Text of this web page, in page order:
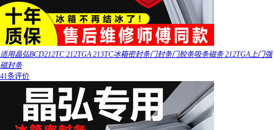
适用晶弘BCD212TC 212TGA 213TC冰箱密封条门封条门胶条吸条磁条 212TGA上门强
磁封条
41条评价